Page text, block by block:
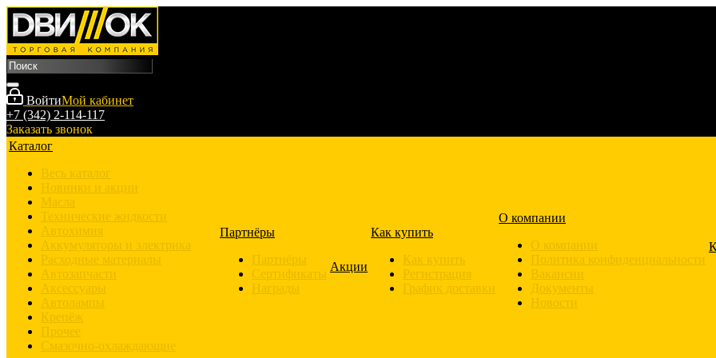
ВойтиМой кабинет
+7 (342) 2-114-117
Заказать звонок
Каталог
Весь каталог
Новинки и акции
Масла
Технические жидкости
Автохимия
Аккумуляторы и электрика
Расходные материалы
Автозапчасти
Аксессуары
Автолампы
Крепёж
Прочее
Смазочно-охлаждающие
Партнёры
Партнёры
Сертификаты
Награды
Акции
Как купить
Как купить
Регистрация
График доставки
О компании
О компании
Политика конфиденциальности
Вакансии
Документы
Новости